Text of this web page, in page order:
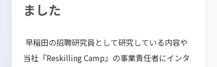
ました
早稲田の招聘研究員として研究している内容や
当社『Reskilling Camp』の事業責任者にインタ